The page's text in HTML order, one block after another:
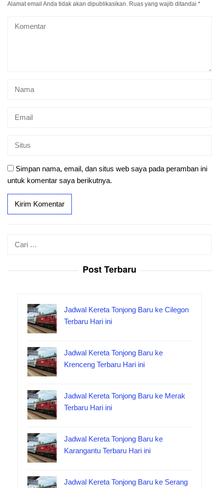
Alamat email Anda tidak akan dipublikasikan. Ruas yang wajib ditandai *
Simpan nama, email, dan situs web saya pada peramban ini
untuk komentar saya berikutnya.
Cari
Post Terbaru
Jadwal Kereta Tonjong Baru ke Cilegon
Terbaru Hari ini
Jadwal Kereta Tonjong Baru ke
Krenceng Terbaru Hari ini
Jadwal Kereta Tonjong Baru ke Merak
Terbaru Hari ini
Jadwal Kereta Tonjong Baru ke
Karangantu Terbaru Hari ini
Jadwal Kereta Tonjong Baru ke Serang